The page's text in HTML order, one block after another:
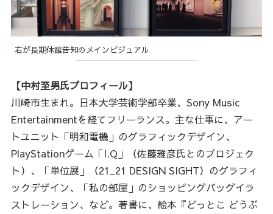
右が長期休館告知のメインビジュアル
【中村至男氏プロフィール】
川崎市生まれ。日本大学芸術学部卒業、Sony Music
Entertainmentを経てフリーランス。主な仕事に、アー
トユニット「明和電機」のグラフィックデザイン、
PlayStationゲーム「I.Q」（佐藤雅彦氏とのプロジェク
ト）、「単位展」（21_21 DESIGN SIGHT）のグラフィ
ックデザイン、「私の部屋」のショッピングバッグイラ
ストレーション、など。著書に、絵本『どっとこ どうぶ